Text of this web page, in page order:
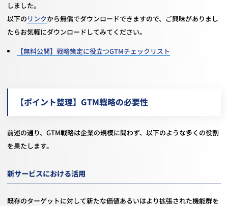
しました。
以下のリンクから無償でダウンロードできますので、ご興味がありまし
たらお気軽にダウンロードしてみてください。
【無料公開】戦略策定に役立つGTMチェックリスト
【ポイント整理】GTM戦略の必要性
前述の通り、GTM戦略は企業の規模に問わず、以下のような多くの役割
を果たします。
新サービスにおける活用
既存のターゲットに対して新たな価値あるいはより拡張された機能群を